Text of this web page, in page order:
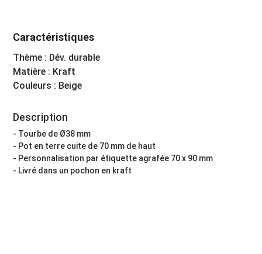
Caractéristiques
Thème : Dév. durable
Matière : Kraft
Couleurs : Beige
Description
- Tourbe de Ø38 mm
- Pot en terre cuite de 70 mm de haut
- Personnalisation par étiquette agrafée 70 x 90 mm
- Livré dans un pochon en kraft